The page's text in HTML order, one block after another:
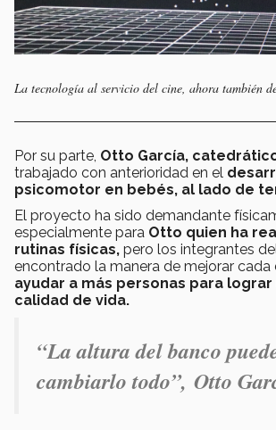
La tecnología al servicio del cine, ahora también
Por su parte, Otto García,
trabajado con anterioridad en el
psicomotor en bebés, al lado de
El proyecto ha sido demandante
especialmente para Otto quien ha
rutinas físicas, pero los integrantes
encontrado la manera de mejorar cada
ayudar a más personas para lograr
calidad de vida.
“La altura del banco
cambiarlo todo”, Otto